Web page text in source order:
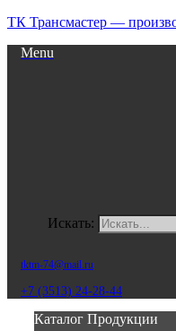
ТК Трансмастер —
Menu
Искать:
tktm-74@mail.ru
+7 (3513) 24-28-44
Каталог Продукции